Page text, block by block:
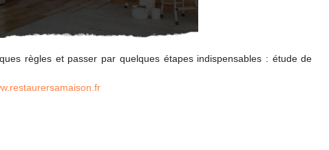
règles et passer par quelques étapes indispensables : étude de